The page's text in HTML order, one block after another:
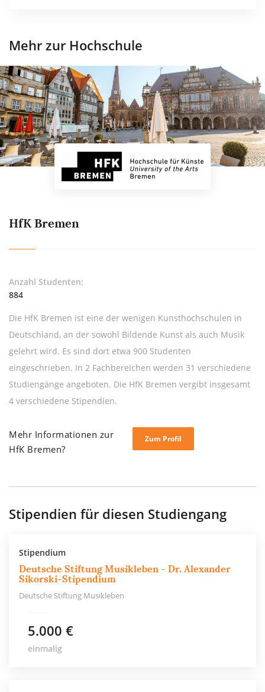
Mehr zur Hochschule
HfK Bremen
Anzahl Studenten:
884
Die HfK Bremen ist eine der wenigen Kunsthochschulen in
Deutschland, an der sowohl Bildende Kunst als auch Musik
gelehrt wird. Es sind dort etwa 900 Studenten
eingeschrieben. In 2 Fachbereichen werden 31 verschiedene
Studiengänge angeboten. Die HfK Bremen vergibt insgesamt
4 verschiedene Stipendien.
Mehr Informationen zur
HfK Bremen?
Zum Profil
Stipendien für diesen Studiengang
Stipendium
Deutsche Stiftung Musikleben - Dr. Alexander
Sikorski-Stipendium
Deutsche Stiftung Musikleben
5.000 €
einmalig